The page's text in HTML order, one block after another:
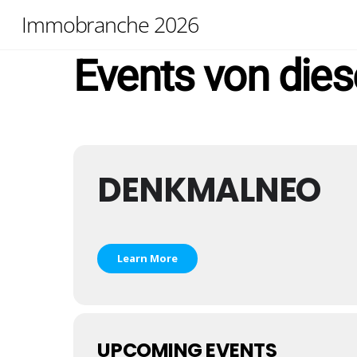
Immobranche 2026
Events von
DENKMALNEO
Learn More
UPCOMING EVENTS